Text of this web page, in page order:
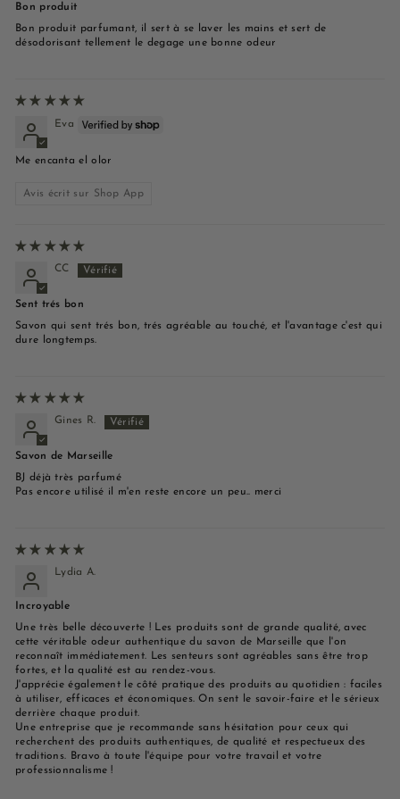
Bon produit
Bon produit parfumant, il sert à se laver les mains et sert de
désodorisant tellement le degage une bonne odeur
Eva
Me encanta el olor
Avis écrit sur Shop App
CC
Sent trés bon
Savon qui sent trés bon, trés agréable au touché, et l'avantage c'est qui
dure longtemps.
Gines R.
Savon de Marseille
BJ déjà très parfumé
Pas encore utilisé il m'en reste encore un peu.. merci
Lydia A.
Incroyable
Une très belle découverte ! Les produits sont de grande qualité, avec
cette véritable odeur authentique du savon de Marseille que l'on
reconnaît immédiatement. Les senteurs sont agréables sans être trop
fortes, et la qualité est au rendez-vous.
J'apprécie également le côté pratique des produits au quotidien : faciles
à utiliser, efficaces et économiques. On sent le savoir-faire et le sérieux
derrière chaque produit.
Une entreprise que je recommande sans hésitation pour ceux qui
recherchent des produits authentiques, de qualité et respectueux des
traditions. Bravo à toute l'équipe pour votre travail et votre
professionnalisme !